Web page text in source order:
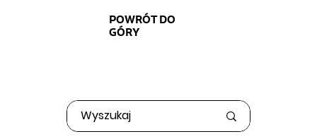
POWRÓT DO
GÓRY